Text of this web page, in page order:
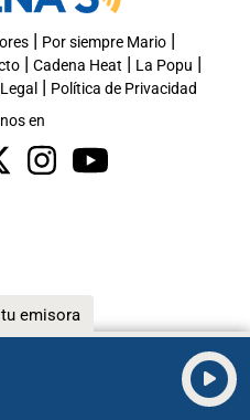
emisora
| Por siempre Mario|
| Cadena Heat | La Popu |
| Política de Privacidad
en